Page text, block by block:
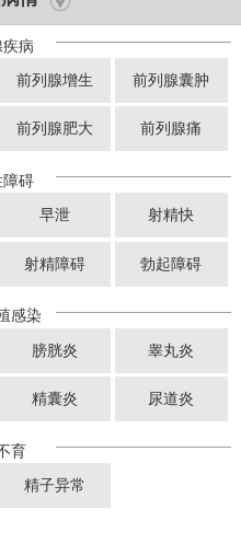
病
前列腺增生 前列腺囊肿
前列腺肥大 前列腺痛
障碍
早泄 射精快
射精障碍 勃起障碍
感染
膀胱炎 睾丸炎
精囊炎 尿道炎
育
精子异常